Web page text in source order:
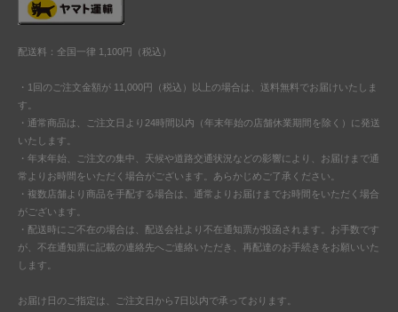
配送料：全国一律 1,100円（税込）
・1回のご注文金額が 11,000円（税込）以上の場合は、送料無料でお届けいたしま
す。
・通常商品は、ご注文日より24時間以内（年末年始の店舗休業期間を除く）に発送
いたします。
・年末年始、ご注文の集中、天候や道路交通状況などの影響により、お届けまで通
常よりお時間をいただく場合がございます。あらかじめご了承ください。
・複数店舗より商品を手配する場合は、通常よりお届けまでお時間をいただく場合
がございます。
・配送時にご不在の場合は、配送会社より不在通知票が投函されます。お手数です
が、不在通知票に記載の連絡先へご連絡いただき、再配達のお手続きをお願いいた
します。
お届け日のご指定は、ご注文日から7日以内で承っております。